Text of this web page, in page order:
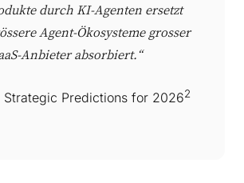
durch KI-Agenten ersetzt
Agent-Ökosysteme grosser
Anbieter absorbiert.“
Strategic Predictions for 20262